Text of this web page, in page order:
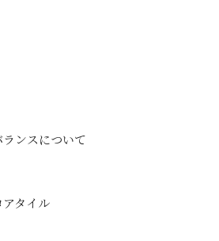
ンスについて
タイル